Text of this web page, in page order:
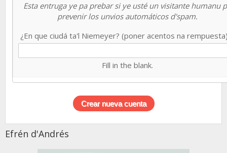
Esta entruga ye pa prebar si ye usté un visitante humanu
prevenir los unvios automáticos d'spam.
¿En que ciudá ta'l Niemeyer? (poner acentos na
Fill in the blank.
Efrén d'Andrés